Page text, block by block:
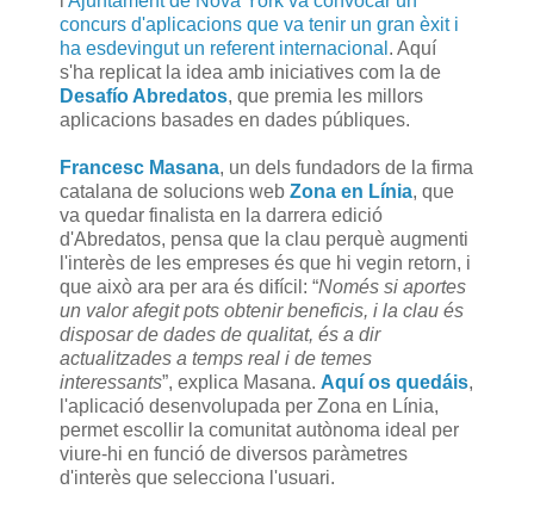
concurs d'aplicacions que va tenir un gran èxit i
ha esdevingut un referent internacional . Aquí
s'ha replicat la idea amb iniciatives com la de
Desafío Abredatos, que premia les millors
aplicacions basades en dades públiques.
Francesc Masana, un dels fundadors de la firma
catalana de solucions web Zona en Línia, que
va quedar finalista en la darrera edició
d'Abredatos, pensa que la clau perquè augmenti
l'interès de les empreses és que hi vegin retorn, i
que això ara per ara és difícil: “Només si aportes
un valor afegit pots obtenir beneficis, i la clau és
disposar de dades de qualitat, és a dir
actualitzades a temps real i de temes
interessants”, explica Masana. Aquí os quedáis,
l'aplicació desenvolupada per Zona en Línia,
permet escollir la comunitat autònoma ideal per
viure-hi en funció de diversos paràmetres
d'interès que selecciona l'usuari.